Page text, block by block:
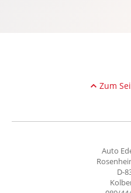
Lordosenstütze Fahrer/
Memoryfunktion
Multi-Funktions-Display
Zum
Auto
D-